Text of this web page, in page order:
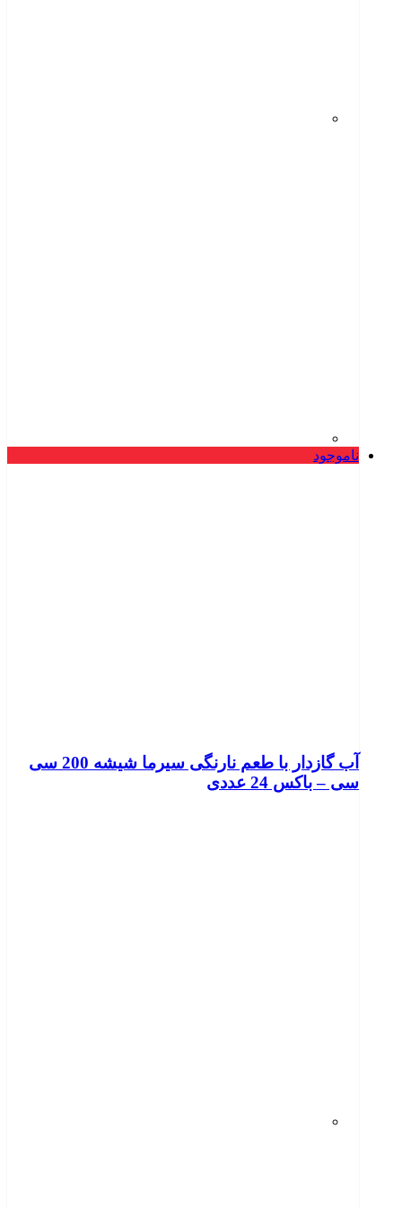
ناموجود
آب گازدار با طعم نارنگی سیرما شیشه 200 سی
سی – باکس 24 عددی